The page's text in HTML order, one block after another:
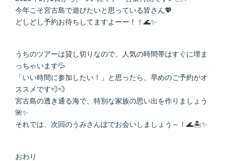
今年こそ宮古島で遊びたいと思っている皆さん💖
どしどし予約お待ちしてますよーー！！🌊✨
うちのツアーは貸し切りなので、人気の時間帯はすぐに埋ま
っちゃいます💦
「いい時間に参加したい！」と思ったら、早めのご予約がオ
ススメです💨💨
宮古島の透き通る海で、特別な家族の思い出を作りましょう
🌺✨
それでは、次回のうみさんぽでお会いしましょう～！🌊🏝✨
おわり